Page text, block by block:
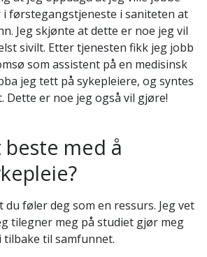
i førstegangstjeneste i saniteten at
Jeg skjønte at dette er noe jeg vil
sivilt. Etter tjenesten fikk jeg jobb
som assistent på en medisinsk
jeg tett på sykepleiere, og syntes
Dette er noe jeg også vil gjøre!
beste med å
du føler deg som en ressurs. Jeg vet
tilegner meg på studiet gjør meg
til samfunnet.